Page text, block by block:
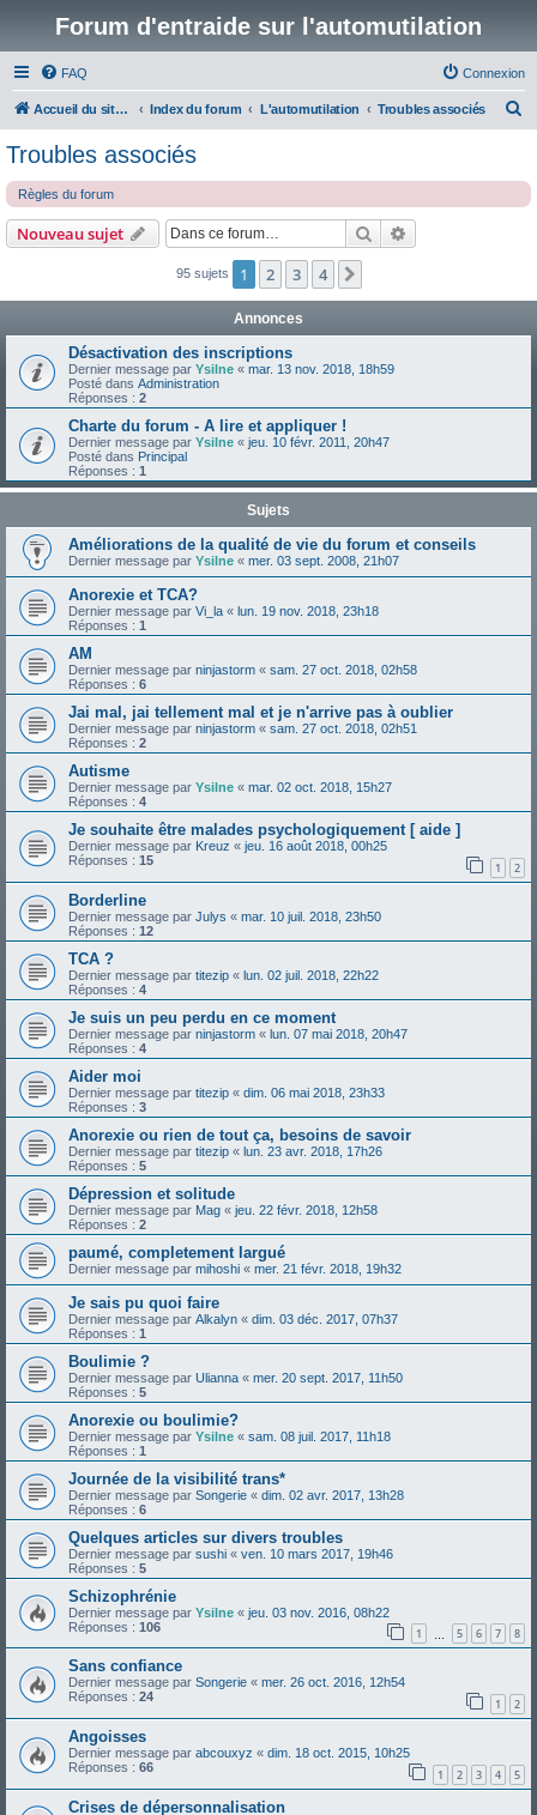
Forum d'entraide sur l'automutilation
FAQ Connexion
Accueil du site www.automutilations.info Index du forum L'automutilation Troubles associés
e
Troubles associés
Règles du forum
Nouveau sujet Rechercher
95 sujets 1 2 3 4
Annonces
Désactivation des inscriptions
Dernier message par Ysilne « mar. 13 nov. 2018, 18h59
Posté dans Administration
Réponses : 2
Charte du forum - A lire et appliquer !
Dernier message par Ysilne « jeu. 10 févr. 2011, 20h47
Posté dans Principal
Réponses : 1
Sujets
Améliorations de la qualité de vie du forum et conseils
Dernier message par Ysilne « mer. 03 sept. 2008, 21h07
Anorexie et TCA?
Dernier message par Vi_la « lun. 19 nov. 2018, 23h18
Réponses : 1
AM
Dernier message par ninjastorm « sam. 27 oct. 2018, 02h58
Réponses : 6
Jai mal, jai tellement mal et je n'arrive pas à oublier
Dernier message par ninjastorm « sam. 27 oct. 2018, 02h51
Réponses : 2
Autisme
Dernier message par Ysilne « mar. 02 oct. 2018, 15h27
Réponses : 4
Je souhaite être malades psychologiquement [ aide ]
Dernier message par Kreuz « jeu. 16 août 2018, 00h25
Réponses : 15 1 2
Borderline
Dernier message par Julys « mar. 10 juil. 2018, 23h50
Réponses : 12
TCA ?
Dernier message par titezip « lun. 02 juil. 2018, 22h22
Réponses : 4
Je suis un peu perdu en ce moment
Dernier message par ninjastorm « lun. 07 mai 2018, 20h47
Réponses : 4
Aider moi
Dernier message par titezip « dim. 06 mai 2018, 23h33
Réponses : 3
Anorexie ou rien de tout ça, besoins de savoir
Dernier message par titezip « lun. 23 avr. 2018, 17h26
Réponses : 5
Dépression et solitude
Dernier message par Mag « jeu. 22 févr. 2018, 12h58
Réponses : 2
paumé, completement largué
Dernier message par mihoshi « mer. 21 févr. 2018, 19h32
Je sais pu quoi faire
Dernier message par Alkalyn « dim. 03 déc. 2017, 07h37
Réponses : 1
Boulimie ?
Dernier message par Ulianna « mer. 20 sept. 2017, 11h50
Réponses : 5
Anorexie ou boulimie?
Dernier message par Ysilne « sam. 08 juil. 2017, 11h18
Réponses : 1
Journée de la visibilité trans*
Dernier message par Songerie « dim. 02 avr. 2017, 13h28
Réponses : 6
Quelques articles sur divers troubles
Dernier message par sushi « ven. 10 mars 2017, 19h46
Réponses : 5
Schizophrénie
Dernier message par Ysilne « jeu. 03 nov. 2016, 08h22
Réponses : 106 1 5 6 7 8
Sans confiance
Dernier message par Songerie « mer. 26 oct. 2016, 12h54
Réponses : 24 1 2
Angoisses
Dernier message par abcouxyz « dim. 18 oct. 2015, 10h25
Réponses : 66 1 2 3 4 5
Crises de dépersonnalisation